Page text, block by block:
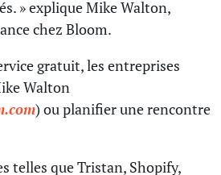
» explique Mike Walton,
chez Bloom.
gratuit, les entreprises
Walton
) ou planifier une rencontre
telles que Tristan, Shopify,